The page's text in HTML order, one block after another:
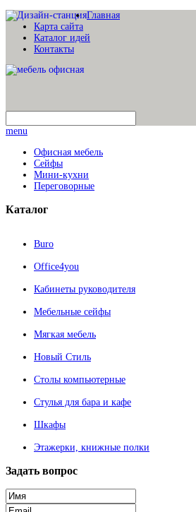
Главная
Карта сайта
Каталог идей
Контакты
menu
Офисная мебель
Сейфы
Мини-кухни
Переговорные
Каталог
Buro
Office4you
Кабинеты руководителя
Мебельные сейфы
Мягкая мебель
Новый Стиль
Столы компьютерные
Стулья для бара и кафе
Шкафы
Этажерки, книжные полки
Задать вопрос